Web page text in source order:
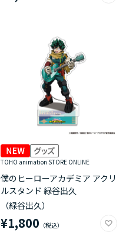
TOHO animation STORE ONLINE
僕のヒーローアカデミア アクリ
ルスタンド 緑谷出久
（緑谷出久）
¥1,800